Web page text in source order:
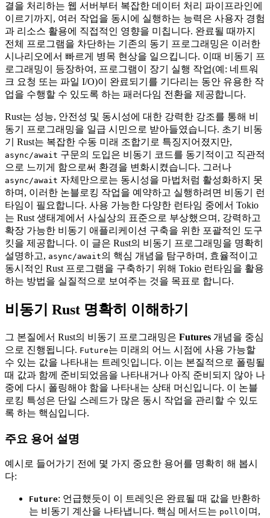
결을 처리하는 웹 서버부터 복잡한 데이터 처리 파이프라인에
이르기까지, 여러 작업을 동시에 실행하는 능력은 사용자 경험
과 리소스 활용에 직접적인 영향을 미칩니다. 완료될 때까지
전체 프로그램을 차단하는 기존의 동기 프로그래밍은 이러한
시나리오에서 빠르게 병목 현상을 일으킵니다. 이때 비동기 프
로그래밍이 등장하여, 프로그램이 장기 실행 작업(예: 네트워
크 요청 또는 파일 I/O)이 완료되기를 기다리는 동안 유용한 작
업을 수행할 수 있도록 하는 패러다임 전환을 제공합니다.
Rust는 성능, 안전성 및 동시성에 대한 강력한 강조를 통해 비
동기 프로그래밍을 일급 시민으로 받아들였습니다. 초기 비동
기 Rust는 복잡한 수동 미래 조합기로 특징지어졌지만,
async/await 구문의 도입은 비동기 코드를 동기적이고 직관적
으로 느끼게 함으로써 환경을 변화시켰습니다. 그러나
async/await 자체만으로는 동시성을 마법처럼 활성화하지 못
하며, 이러한 논블로킹 작업을 예약하고 실행하려면 비동기 런
타임이 필요합니다. 사용 가능한 다양한 런타임 중에서 Tokio
는 Rust 생태계에서 사실상의 표준으로 부상했으며, 강력하고
확장 가능한 비동기 애플리케이션 구축을 위한 포괄적인 도구
킷을 제공합니다. 이 글은 Rust의 비동기 프로그래밍을 명확히
설명하고, async/await의 핵심 개념을 탐구하며, 효율적이고
동시적인 Rust 프로그램을 구축하기 위해 Tokio 런타임을 활용
하는 방법을 실질적으로 보여주는 것을 목표로 합니다.
비동기 Rust 명확히 이해하기
그 본질에서 Rust의 비동기 프로그래밍은 Futures 개념을 중심
으로 진행됩니다. Future는 미래의 어느 시점에 사용 가능할
수 있는 값을 나타내는 트레잇입니다. 이는 본질적으로 폴링될
때 값과 함께 준비되었음을 나타내거나 아직 준비되지 않아 나
중에 다시 폴링해야 함을 나타내는 상태 머신입니다. 이 논블
로킹 특성은 단일 스레드가 많은 동시 작업을 관리할 수 있도
록 하는 핵심입니다.
주요 용어 설명
예시로 들어가기 전에 몇 가지 중요한 용어를 명확히 해 봅시
다:
Future: 언급했듯이 이 트레잇은 완료될 때 값을 반환하
는 비동기 계산을 나타냅니다. 핵심 메서드는 poll이며,